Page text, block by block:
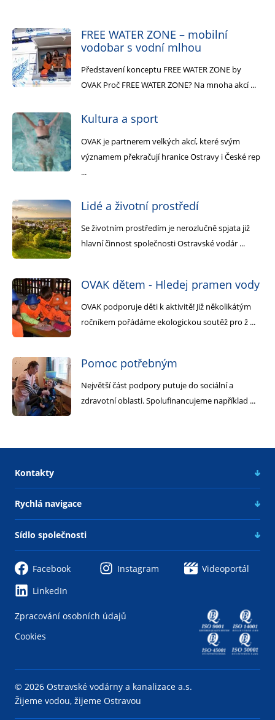
FREE WATER ZONE – mobilní
vodobar s vodní mlhou
Představení konceptu FREE WATER ZONE by
OVAK Proč FREE WATER ZONE? Na mnoha akcí ...
Kultura a sport
OVAK je partnerem velkých akcí, které svým
významem překračují hranice Ostravy i České rep
...
Lidé a životní prostředí
Se životním prostředím je nerozlučně spjata již
hlavní činnost společnosti Ostravské vodár ...
OVAK dětem - Hledej pramen vody
OVAK podporuje děti k aktivitě! Již několikátým
ročníkem pořádáme ekologickou soutěž pro ž ...
Pomoc potřebným
Největší část podpory putuje do sociální a
zdravotní oblasti. Spolufinancujeme například ...
Kontakty
Rychlá navigace
Sídlo společnosti
Facebook Instagram
Videoportál
LinkedIn
Zpracování osobních údajů
Cookies
© 2026 Ostravské vodárny a kanalizace a.s.
Žijeme vodou, žijeme Ostravou